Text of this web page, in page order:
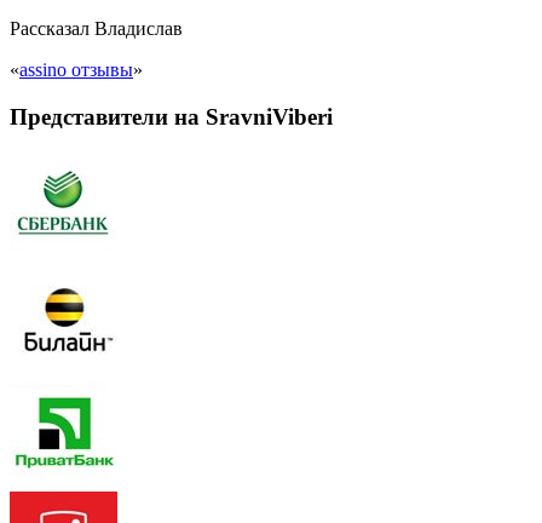
Рассказал Владислав
«assino отзывы»
Представители на SravniViberi